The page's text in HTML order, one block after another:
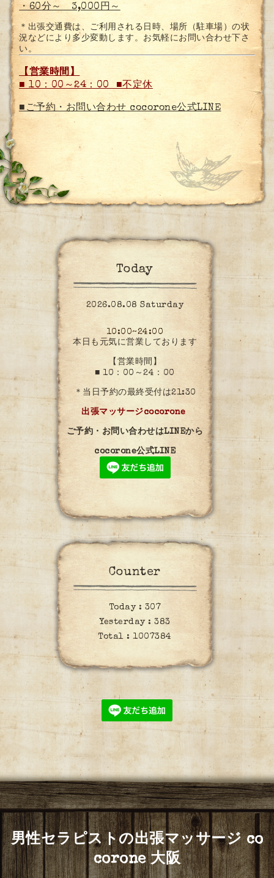
・60分～ 3,000円～
＊出張交通費は、ご利用される日時、場所（駐車場）の状
況などにより多少変動します。お気軽にお問い合わせ下さ
い。
【営業時間】
■10：00～24：00 ■不定休
■ご予約・お問い合わせ cocorone公式LINE
Today
2026.08.08 Saturday
10:00~24:00
本日も元気に営業しております
【営業時間】
■ 10：00～24：00
＊当日予約の最終受付は21:30
出張マッサージcocorone
ご予約・お問い合わせはLINEから
cocorone公式LINE
Counter
Today : 307
Yesterday :383
Total :1007384
男性セラピストの出張マッサージ co
corone 大阪